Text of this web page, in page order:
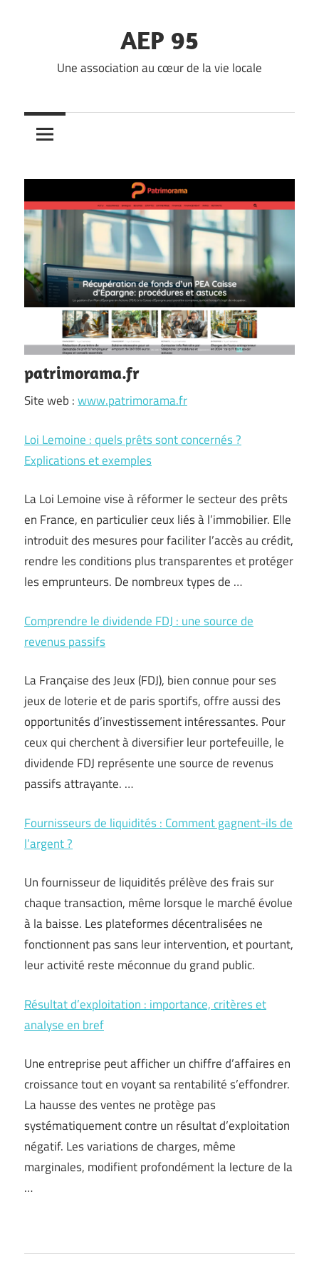
AEP 95
Une association au cœur de la vie locale
patrimorama.fr
Site web :www.patrimorama.fr
Loi Lemoine : quels prêts sont concernés ?
Explications et exemples
La Loi Lemoine vise à réformer le secteur des prêts
en France, en particulier ceux liés à l’immobilier. Elle
introduit des mesures pour faciliter l’accès au crédit,
rendre les conditions plus transparentes et protéger
les emprunteurs. De nombreux types de …
Comprendre le dividende FDJ : une source de
revenus passifs
La Française des Jeux (FDJ), bien connue pour ses
jeux de loterie et de paris sportifs, offre aussi des
opportunités d’investissement intéressantes. Pour
ceux qui cherchent à diversifier leur portefeuille, le
dividende FDJ représente une source de revenus
passifs attrayante. …
Fournisseurs de liquidités : Comment gagnent-ils de
l’argent ?
Un fournisseur de liquidités prélève des frais sur
chaque transaction, même lorsque le marché évolue
à la baisse. Les plateformes décentralisées ne
fonctionnent pas sans leur intervention, et pourtant,
leur activité reste méconnue du grand public.
Résultat d’exploitation : importance, critères et
analyse en bref
Une entreprise peut afficher un chiffre d’affaires en
croissance tout en voyant sa rentabilité s’effondrer.
La hausse des ventes ne protège pas
systématiquement contre un résultat d’exploitation
négatif. Les variations de charges, même
marginales, modifient profondément la lecture de la
…